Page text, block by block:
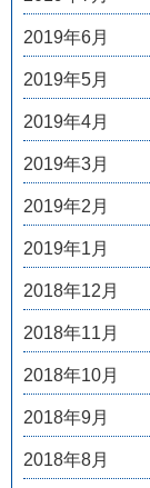
2019年6月
2019年5月
2019年4月
2019年3月
2019年2月
2019年1月
2018年12月
2018年11月
2018年10月
2018年9月
2018年8月